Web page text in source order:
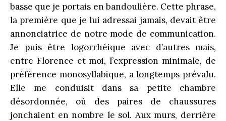
basse que je portais en bandoulière. Cette phrase,
la première que je lui adressai jamais, devait être
annonciatrice de notre mode de communication.
Je puis être logorrhéique avec d’autres mais,
entre Florence et moi, l’expression minimale, de
préférence monosyllabique, a longtemps prévalu.
Elle me conduisit dans sa petite chambre
désordonnée, où des paires de chaussures
jonchaient en nombre le sol. Aux murs, derrière